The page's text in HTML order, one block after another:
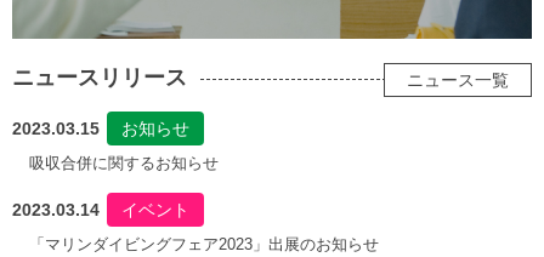
ニュースリリース
2023.03.15 お知らせ
吸収合併に関するお知らせ
2023.03.14 イベント
「マリンダイビングフェア2023」出展のお知らせ
ニュース一覧